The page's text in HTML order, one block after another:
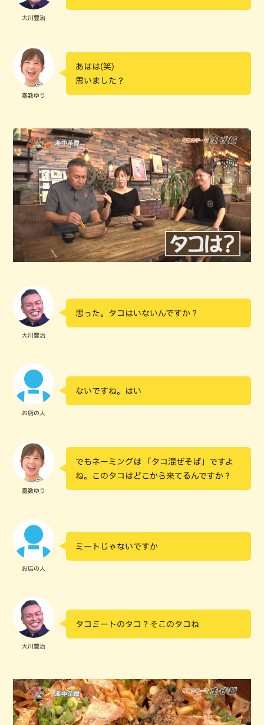
大川豊治
嘉数ゆり
あはは(笑)
思いました？
大川豊治
思った。タコはいないんですか？
お店の人
ないですね。はい
嘉数ゆり
でもネーミングは 「タコ混ぜそば」ですよ
ね。このタコはどこから来てるんですか？
お店の人
ミートじゃないですか
大川豊治
タコミートのタコ？そこのタコね